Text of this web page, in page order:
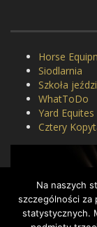
Horse
Siodlarnia
Szkoła
WhatToDo
Yard Equites
Cztery
Na naszych
szczególności za
statystycznych.